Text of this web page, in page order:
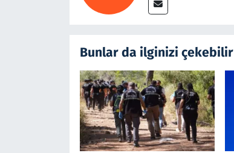
Bunlar da ilginizi çekebilir